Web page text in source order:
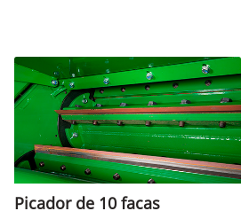
Picador de 10 facas